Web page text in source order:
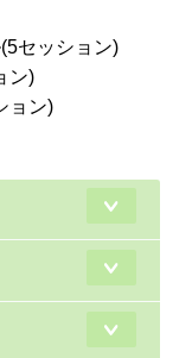
セッション)
ン)
ョン)